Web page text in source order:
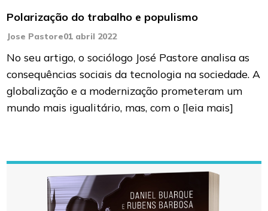
Polarização do trabalho e populismo
Jose Pastore01 abril 2022
No seu artigo, o sociólogo José Pastore analisa as
consequências sociais da tecnologia na sociedade. A
globalização e a modernização prometeram um
mundo mais igualitário, mas, com o [leia mais]